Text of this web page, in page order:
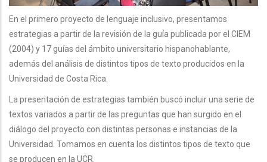
En el primero proyecto de lenguaje inclusivo, presentamos
estrategias a partir de la revisión de la guía publicada por el CIEM
(2004) y 17 guías del ámbito universitario hispanohablante,
además del análisis de distintos tipos de texto producidos en la
Universidad de Costa Rica.
La presentación de estrategias también buscó incluir una serie de
textos variados a partir de las preguntas que han surgido en el
diálogo del proyecto con distintas personas e instancias de la
Universidad. Tomamos en cuenta los distintos tipos de texto que
se producen en la UCR.